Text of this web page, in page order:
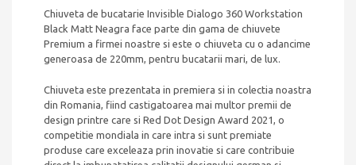
Chiuveta de bucatarie Invisible Dialogo 360 Workstation
Black Matt Neagra face parte din gama de chiuvete
Premium a firmei noastre si este o chiuveta cu o adancime
generoasa de 220mm, pentru bucatarii mari, de lux.
Chiuveta este prezentata in premiera si in colectia noastra
din Romania, fiind castigatoarea mai multor premii de
design printre care si Red Dot Design Award 2021, o
competitie mondiala in care intra si sunt premiate
produse care exceleaza prin inovatie si care contribuie